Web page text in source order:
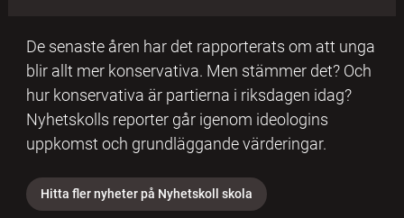
De senaste åren har det rapporterats om att unga
blir allt mer konservativa. Men stämmer det? Och
hur konservativa är partierna i riksdagen idag?
Nyhetskolls reporter går igenom ideologins
uppkomst och grundläggande värderingar.
Hitta fler nyheter på Nyhetskoll skola